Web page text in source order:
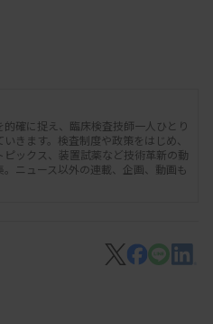
確に捉え、臨床検査技師一人ひとり
きます。検査制度や政策をはじめ、
ックス、装置試薬など技術革新の動
ニュース以外の連載、企画、動画も